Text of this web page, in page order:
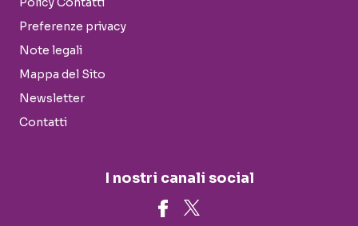
Preferenze privacy
Note legali
Mappa del Sito
Newsletter
Contatti
I nostri canali social